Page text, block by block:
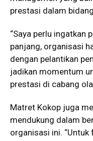
prestasi dalam
“Saya perlu ingatkan
panjang, organisasi
dengan pelantikan
jadikan momentum
prestasi di cabang
Matret Kokop juga
mendukung dalam
organisasi ini.